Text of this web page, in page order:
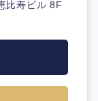
比寿ビル 8F